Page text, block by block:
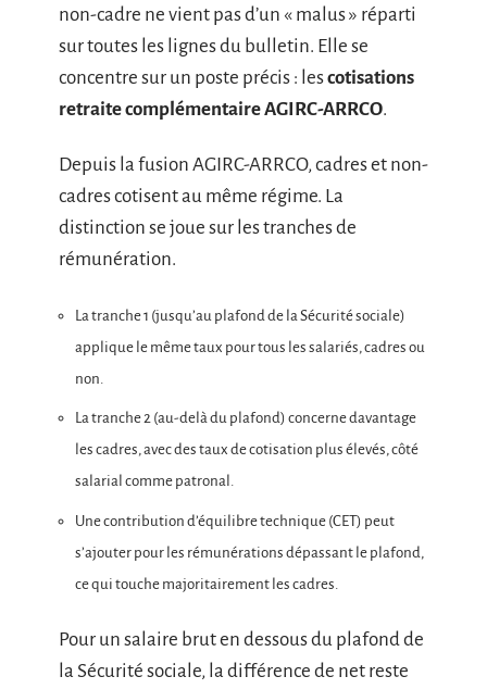
non-cadre ne vient pas d’un « malus » réparti
sur toutes les lignes du bulletin. Elle se
concentre sur un poste précis : lescotisations
retraite complémentaire AGIRC-ARRCO.
Depuis la fusion AGIRC-ARRCO, cadres et non-
cadres cotisent au même régime. La
distinction se joue sur les tranches de
rémunération.
La tranche 1 (jusqu’au plafond de la Sécurité sociale)
applique le même taux pour tous les salariés, cadres ou
non.
La tranche 2 (au-delà du plafond) concerne davantage
les cadres, avec des taux de cotisation plus élevés, côté
salarial comme patronal.
Une contribution d’équilibre technique (CET) peut
s’ajouter pour les rémunérations dépassant le plafond,
ce qui touche majoritairement les cadres.
Pour un salaire brut en dessous du plafond de
la Sécurité sociale, la différence de net reste